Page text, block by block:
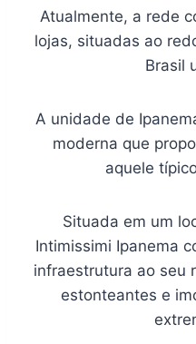
Atualmente, a rede
lojas, situadas ao
Brasil
A unidade de
moderna que
aquele
Situada em um
Intimissimi Ipanema
infraestrutura ao seu
estonteantes e